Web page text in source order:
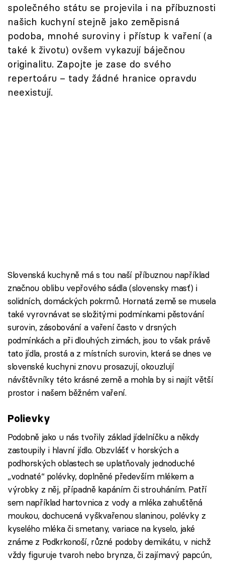
Sledujte nás
společného státu se projevila i na příbuznosti
našich kuchyní stejně jako zeměpisná
podoba, mnohé suroviny i přístup k vaření (a
také k životu) ovšem vykazují báječnou
originalitu. Zapojte je zase do svého
repertoáru – tady žádné hranice opravdu
neexistují.
Slovenská kuchyně má s tou naší příbuznou například
značnou oblibu vepřového sádla (slovensky masť) i
solidních, domáckých pokrmů. Hornatá země se musela
také vyrovnávat se složitými podmínkami pěstování
surovin, zásobování a vaření často v drsných
podmínkách a při dlouhých zimách, jsou to však právě
tato jídla, prostá a z místních surovin, která se dnes ve
slovenské kuchyni znovu prosazují, okouzlují
návštěvníky této krásné země a mohla by si najít větší
prostor i našem běžném vaření.
Polievky
Podobně jako u nás tvořily základ jídelníčku a někdy
zastoupily i hlavní jídlo. Obzvlášť v horských a
podhorských oblastech se uplatňovaly jednoduché
„vodnaté“ polévky, doplněné především mlékem a
výrobky z něj, případně kapáním či strouháním. Patří
sem například hartovnica z vody a mléka zahuštěná
moukou, dochucená vyškvařenou slaninou, polévky z
kyselého mléka či smetany, variace na kyselo, jaké
známe z Podkrkonoší, různé podoby demikátu, v nichž
vždy figuruje tvaroh nebo brynza, či zajímavý papcún,